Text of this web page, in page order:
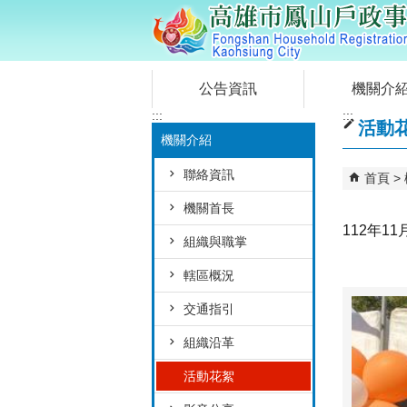
公告資訊 機關介
:::
機關介紹
聯絡資訊
機關首長
組織與職掌
轄區概況
交通指引
組織沿革
活動花絮
:::
活動
首頁
112年11